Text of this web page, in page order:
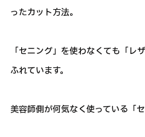
ったカット方法。
「セニング」を使わなくても「レ
ふれています。
美容師側が何気なく使っている「